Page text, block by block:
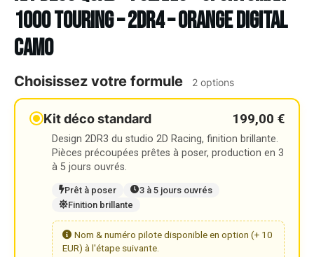
1000 TOURING – 2DR4 – ORANGE DIGITAL
CAMO
Choisissez votre formule 2 options
Kit déco standard 199,00 €
Design 2DR3 du studio 2D Racing, finition brillante.
Pièces précoupées prêtes à poser, production en 3
à 5 jours ouvrés.
Prêt à poser
3 à 5 jours ouvrés
Finition brillante
Nom & numéro pilote disponible en option (+ 10
EUR) à l'étape suivante.